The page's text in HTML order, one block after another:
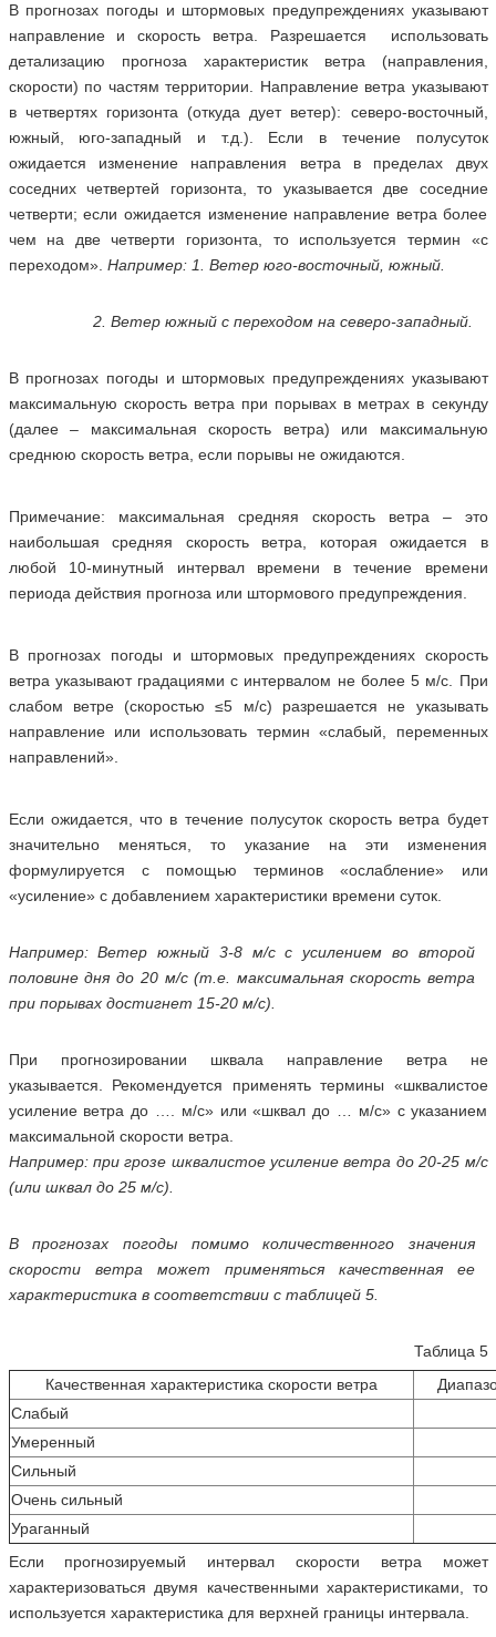
В прогнозах погоды и штормовых предупреждениях указывают
направление и скорость ветра. Разрешается использовать
детализацию прогноза характеристик ветра (направления,
скорости) по частям территории. Направление ветра указывают
в четвертях горизонта (откуда дует ветер): северо-восточный,
южный, юго-западный и т.д.). Если в течение полусуток
ожидается изменение направления ветра в пределах двух
соседних четвертей горизонта, то указывается две соседние
четверти; если ожидается изменение направление ветра более
чем на две четверти горизонта, то используется термин «с
переходом». Например: 1. Ветер юго-восточный, южный.
2. Ветер южный с переходом на северо-западный.
В прогнозах погоды и штормовых предупреждениях указывают
максимальную скорость ветра при порывах в метрах в секунду
(далее – максимальная скорость ветра) или максимальную
среднюю скорость ветра, если порывы не ожидаются.
Примечание: максимальная средняя скорость ветра – это
наибольшая средняя скорость ветра, которая ожидается в
любой 10-минутный интервал времени в течение времени
периода действия прогноза или штормового предупреждения.
В прогнозах погоды и штормовых предупреждениях скорость
ветра указывают градациями с интервалом не более 5 м/с. При
слабом ветре (скоростью ≤5 м/с) разрешается не указывать
направление или использовать термин «слабый, переменных
направлений».
Если ожидается, что в течение полусуток скорость ветра будет
значительно меняться, то указание на эти изменения
формулируется с помощью терминов «ослабление» или
«усиление» с добавлением характеристики времени суток.
Например: Ветер южный 3-8 м/с с усилением во второй
половине дня до 20 м/с (т.е. максимальная скорость ветра
при порывах достигнет 15-20 м/с).
При прогнозировании шквала направление ветра не
указывается. Рекомендуется применять термины «шквалистое
усиление ветра до …. м/с» или «шквал до … м/с» с указанием
максимальной скорости ветра.
Например: при грозе шквалистое усиление ветра до 20-25 м/с
(или шквал до 25 м/с).
В прогнозах погоды помимо количественного значения
скорости ветра может применяться качественная ее
характеристика в соответствии с таблицей 5.
Таблица 5
Качественная характеристика скорости ветра
Слабый
Умеренный
Сильный
Очень сильный
Ураганный
Если прогнозируемый интервал скорости ветра может
характеризоваться двумя качественными характеристиками, то
используется характеристика для верхней границы интервала.